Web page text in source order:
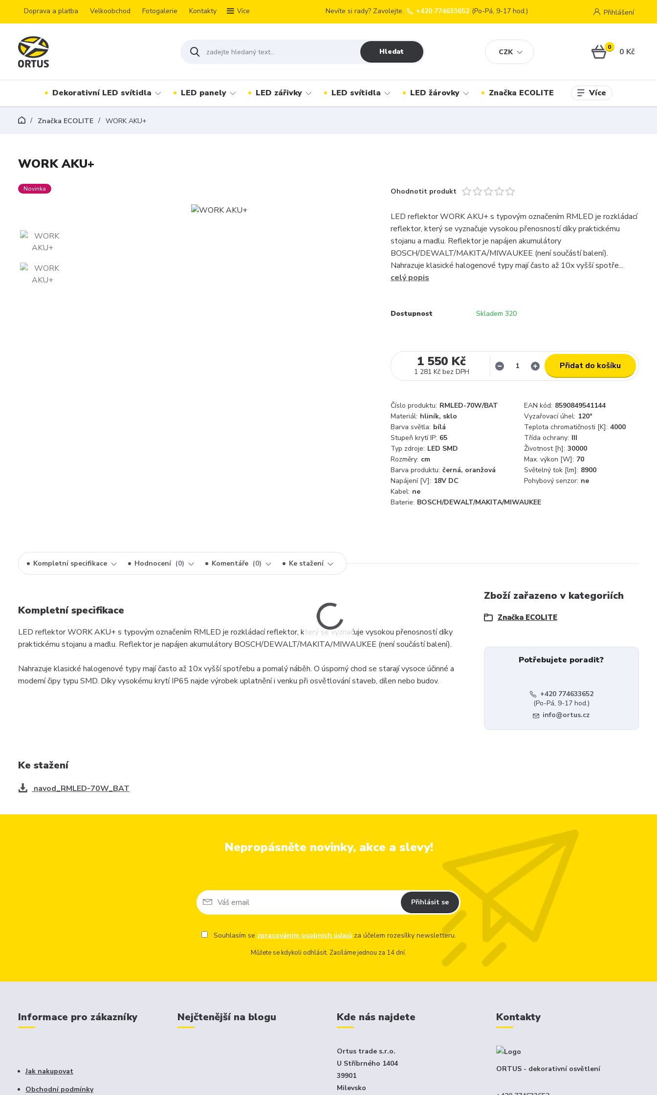
Doprava a platba Velkoobchod Fotogalerie Kontakty Více
CZK
Přihlášení
Hledat
Nevíte si rady? Zavolejte. +420 774633652 (Po-Pá, 9-17 hod.)
0 0 Kč
Dekorativní LED svítidla LED panely LED zářivky LED svítidla LED žárovky Značka ECOLITE Více
Značka ECOLITE WORK AKU+
WORK AKU+
Novinka Ohodnotit produkt
LED reflektor WORK AKU+ s typovým označením RMLED je rozkládací
reflektor, který se vyznačuje vysokou přenosností díky praktickému
stojanu a madlu. Reflektor je napájen akumulátory
BOSCH/DEWALT/MAKITA/MIWAUKEE (není součástí balení).
Nahrazuje klasické halogenové typy mají často až 10x vyšší spotře...
celý popis
Dostupnost Skladem 320
1 550 Kč
1 281 Kč bez DPH
Přidat do košíku
Číslo produktu: RMLED-70W/BAT EAN kód: 8590849541144
Materiál: hliník, sklo Vyzařovací úhel: 120°
Barva světla: bílá Teplota chromatičnosti [K]: 4000
Stupeň krytí IP: 65 Třída ochrany: III
Typ zdroje: LED SMD Životnost [h]: 30000
Rozměry: cm Max. výkon [W]: 70
Barva produktu: černá, oranžová Světelný tok [lm]: 8900
Napájení [V]: 18V DC Pohybový senzor: ne
Kabel: ne
Baterie: BOSCH/DEWALT/MAKITA/MIWAUKEE
Kompletní specifikace Hodnocení 0 Komentáře 0 Ke stažení
Kompletní specifikace
LED reflektor WORK AKU+ s typovým označením RMLED je rozkládací reflektor, který se vyznačuje vysokou přenosností díky
praktickému stojanu a madlu. Reflektor je napájen akumulátory BOSCH/DEWALT/MAKITA/MIWAUKEE (není součástí balení).
Nahrazuje klasické halogenové typy mají často až 10x vyšší spotřebu a pomalý náběh. O úsporný chod se starají vysoce účinné a
moderní čipy typu SMD. Díky vysokému krytí IP65 najde výrobek uplatnění i venku při osvětlování staveb, dílen nebo budov.
Zboží zařazeno v kategoriích
Značka ECOLITE
Potřebujete poradit?
+420 774633652
(Po-Pá, 9-17 hod.)
info@ortus.cz
Ke stažení
navod_RMLED-70W_BAT
Nepropásněte novinky, akce a slevy!
Přihlásit se
Souhlasím se zpracováním osobních údajůza účelem rozesílky newsletteru.
Můžete se kdykoli odhlásit. Zasíláme jednou za 14 dní.
Informace pro zákazníky
Jak nakupovat
Obchodní podmínky
Nejčtenější na blogu Kde nás najdete
Ortus trade s.r.o.
U Stříbrného 1404
39901
Milevsko
Kontakty
ORTUS - dekorativní osvětlení